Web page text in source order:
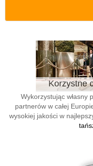
Korzystne
Wykorzystując własny
partnerów w całej
wysokiej jakości w